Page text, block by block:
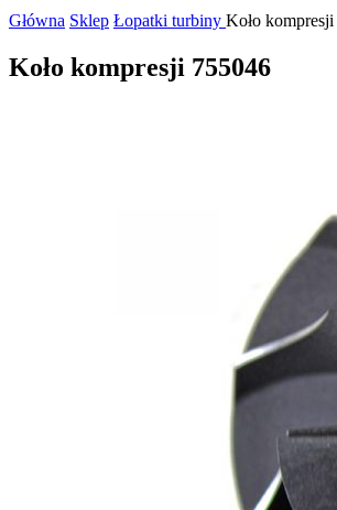
Główna Sklep Łopatki turbiny Koło
Koło kompresji 755046